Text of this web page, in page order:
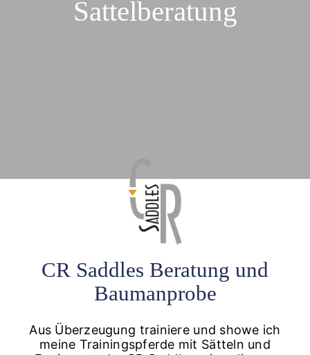
Sattelberatung
CR Saddles Beratung und
Baumanprobe
Aus Überzeugung trainiere und showe ich
meine Trainingspferde mit Sätteln und